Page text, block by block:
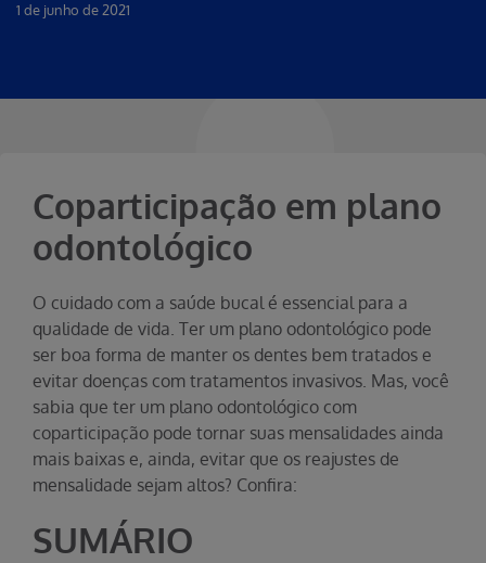
1 de junho de 2021
Coparticipação em plano
odontológico
O cuidado com a saúde bucal é essencial para a
qualidade de vida. Ter um plano odontológico pode
ser boa forma de manter os dentes bem tratados e
evitar doenças com tratamentos invasivos. Mas, você
sabia que ter um plano odontológico com
coparticipação pode tornar suas mensalidades ainda
mais baixas e, ainda, evitar que os reajustes de
mensalidade sejam altos? Confira:
SUMÁRIO